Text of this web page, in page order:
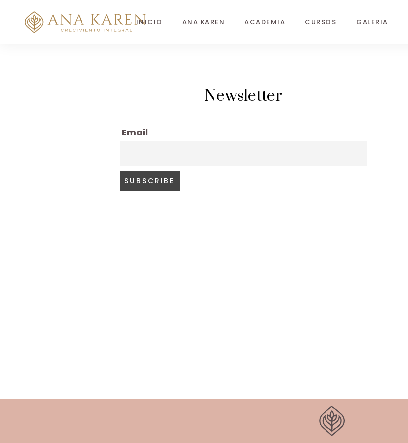
INICIO ANA KAREN ACADEMIA CURSOS GALERIA
Newsletter
Email